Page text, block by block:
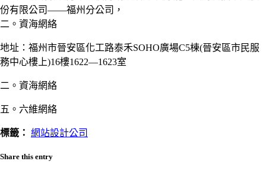
份有限公司——福州分公司，
二。資海網絡
地址：福州市晉安區化工路泰禾SOHO廣場C5棟(晉安區市民服
務中心樓上)16樓1622—1623室
二。資海網絡
五。六維網絡
標籤： 網站設計公司
Share this entry